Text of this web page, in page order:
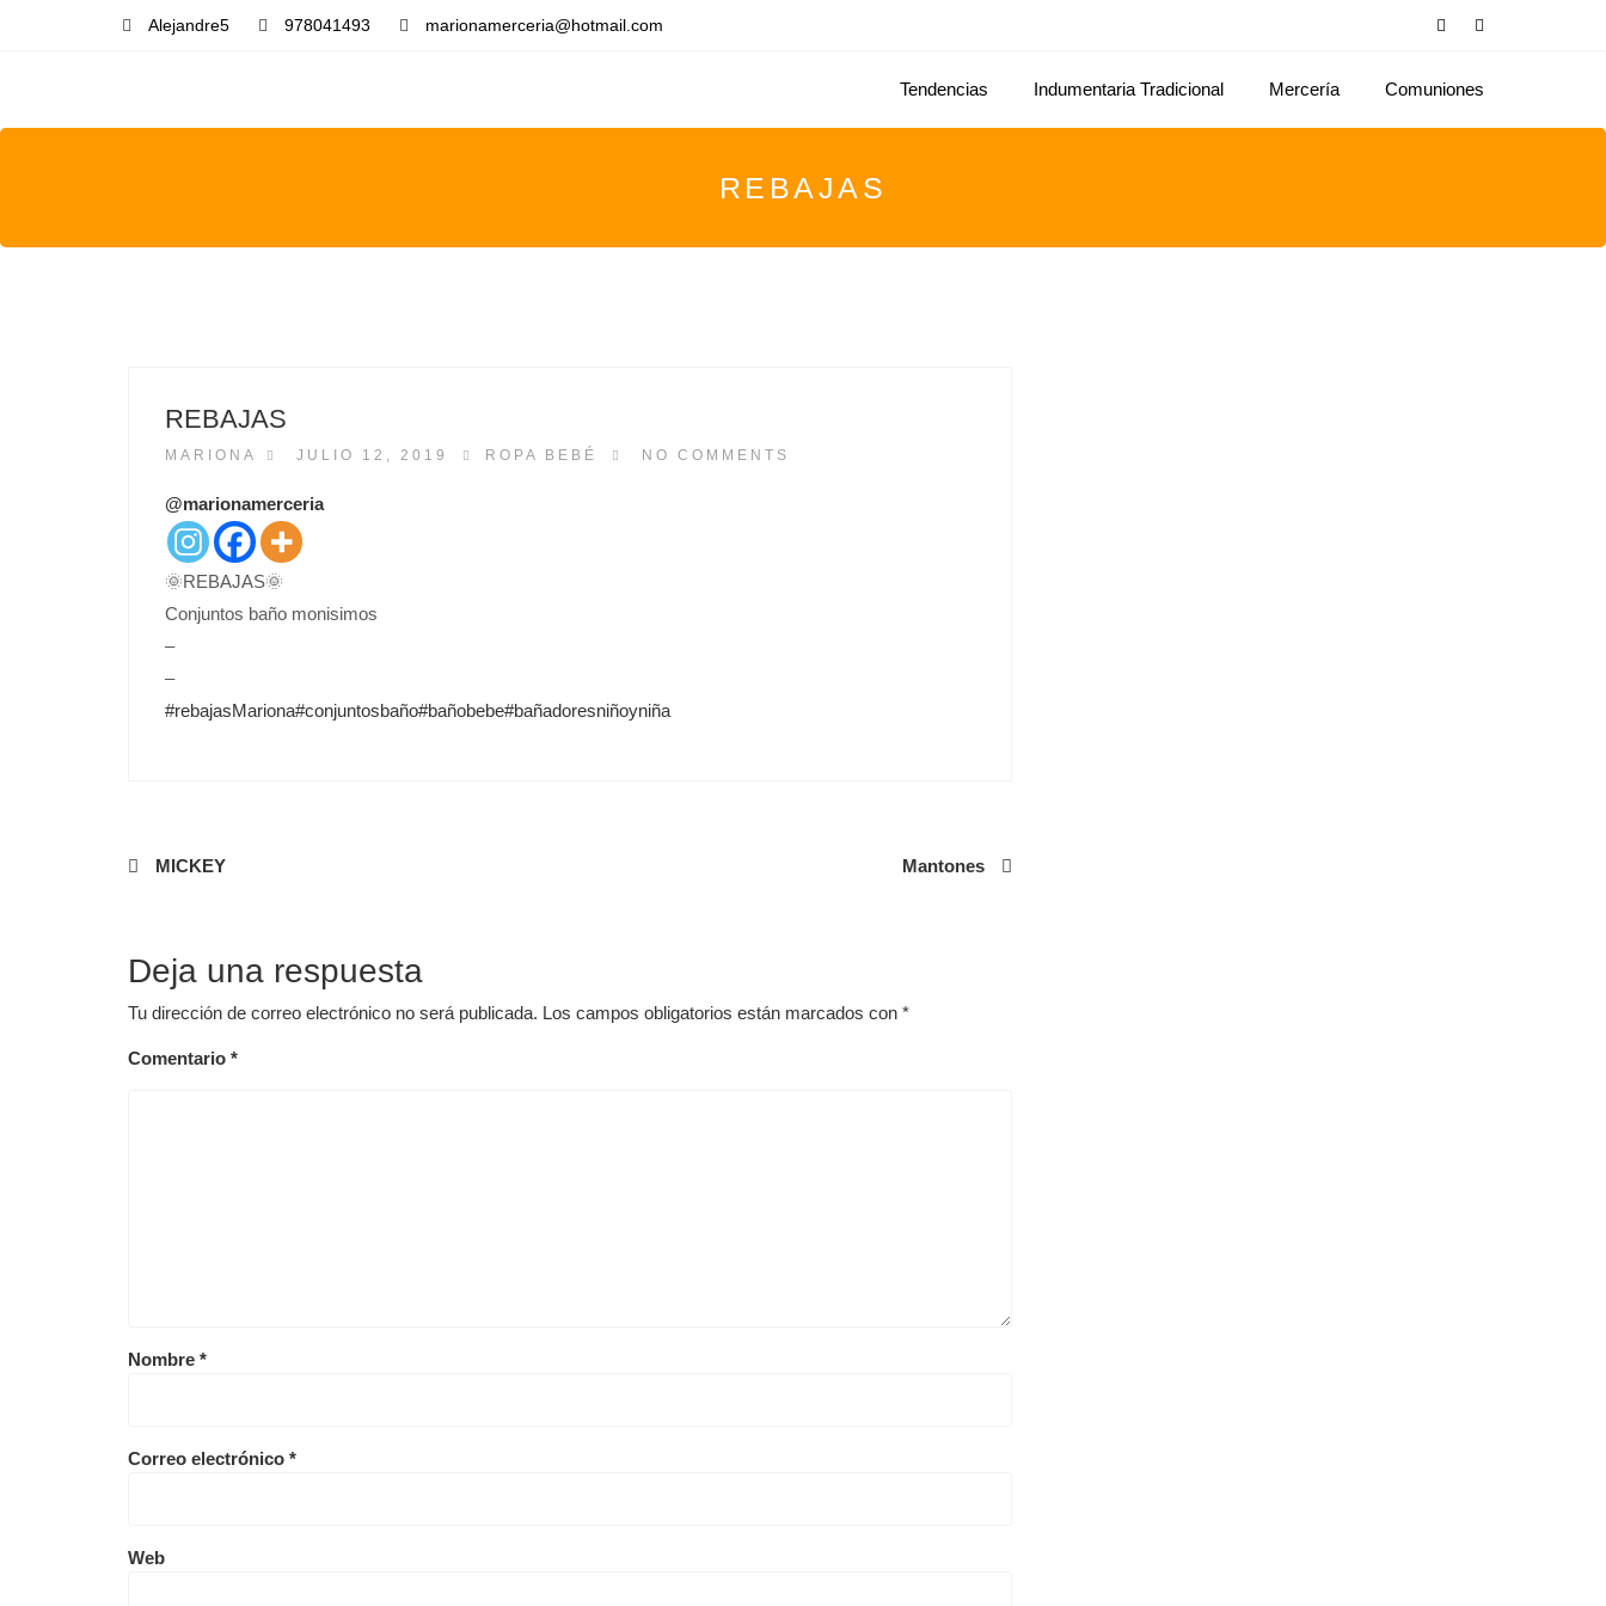
Alejandre5 978041493 marionamerceria@hotmail.com
Tendencias Indumentaria Tradicional Mercería Comuniones
REBAJAS
REBAJAS
MARIONA
P
S
T
E
D
JULIO 12, 2019 ROPA BEBÉ NO COMMENTS
@marionamerceria
🌞REBAJAS🌞
Conjuntos baño monisimos
–
–
#rebajasMariona#conjuntosbaño#bañobebe#bañadoresniñoyniña
Navegación
entradas
MICKEY Mantones
Deja una respuesta
Tu dirección de correo electrónico no será publicada. Los campos obligatorios están marcados con *
Comentario *
Nombre *
Correo electrónico *
Web